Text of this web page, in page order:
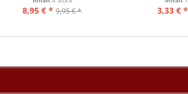
8,95 € * 9,95 € * 3,33 € *